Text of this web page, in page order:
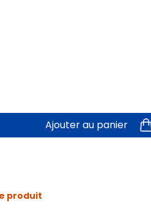
Ajouter au panier
produit